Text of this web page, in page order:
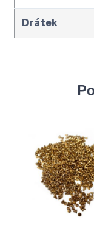
Drátek